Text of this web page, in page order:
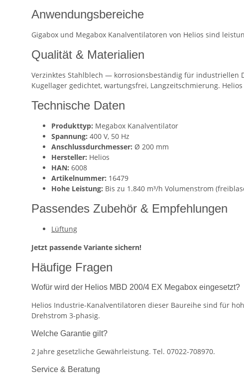
Anwendungsbereiche
Gigabox und Megabox Kanalventilatoren von Helios sind
Qualität & Materialien
Verzinktes Stahlblech — korrosionsbeständig für industriellen
Kugellager gedichtet, wartungsfrei, Langzeitschmierung.
Technische Daten
Produkttyp: Megabox Kanalventilator
Spannung: 400 V, 50 Hz
Anschlussdurchmesser: Ø 200 mm
Hersteller: Helios
HAN: 6008
Artikelnummer: 16479
Hohe Leistung: Bis zu 1.840 m³/h Volumenstrom
Passendes Zubehör & Empfehlungen
Lüftung
Jetzt passende Variante sichern!
Häufige Fragen
Wofür wird der Helios MBD 200/4 EX Megabox eingesetzt?
Helios Industrie-Kanalventilatoren dieser Baureihe sind für
Drehstrom 3-phasig.
Welche Garantie gilt?
2 Jahre gesetzliche Gewährleistung. Tel. 07022-708970.
Service & Beratung